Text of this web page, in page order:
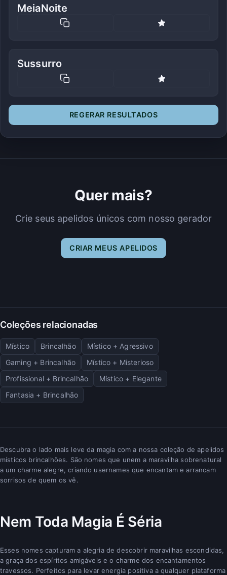
MeiaNoite
Sussurro
REGERAR RESULTADOS
Quer mais?
Crie seus apelidos únicos com nosso gerador
CRIAR MEUS APELIDOS
Coleções relacionadas
Místico Brincalhão
Místico + Agressivo
Gaming + Brincalhão
Místico + Misterioso
Profissional + Brincalhão
Místico + Elegante
Fantasia + Brincalhão
Descubra o lado mais leve da magia com a nossa coleção de apelidos
místicos brincalhões. São nomes que unem a maravilha sobrenatural
a um charme alegre, criando usernames que encantam e arrancam
sorrisos de quem os vê.
Nem Toda Magia É Séria
Esses nomes capturam a alegria de descobrir maravilhas escondidas,
a graça dos espíritos amigáveis e o charme dos encantamentos
travessos. Perfeitos para levar energia positiva a qualquer plataforma